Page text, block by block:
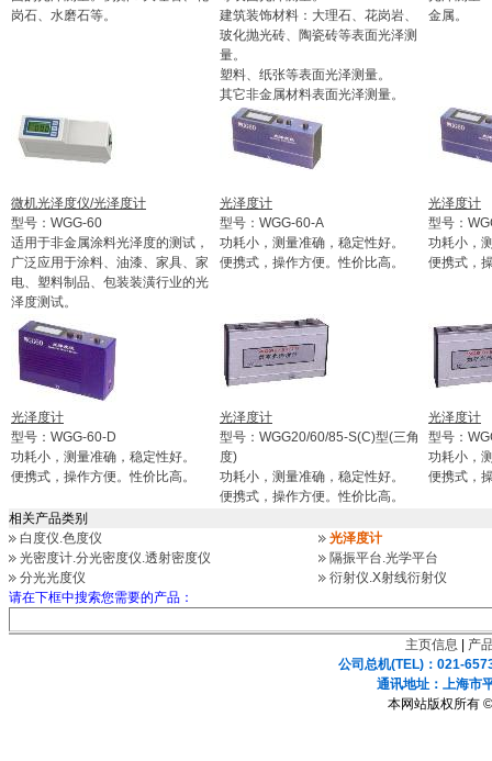
岗石、水磨石等。
建筑装饰材料：大理石、花岗岩、
玻化抛光砖、陶瓷砖等表面光泽测
量。
塑料、纸张等表面光泽测量。
其它非金属材料表面光泽测量。
金属。
微机光泽度仪/光泽度计
型号：WGG-60
适用于非金属涂料光泽度的测试，
广泛应用于涂料、油漆、家具、家
电、塑料制品、包装装潢行业的光
泽度测试。
光泽度计
型号：WGG-60-A
功耗小，测量准确，稳定性好。
便携式，操作方便。性价比高。
光泽度计
型号：
功耗小，
便携式，
光泽度计
型号：WGG-60-D
功耗小，测量准确，稳定性好。
便携式，操作方便。性价比高。
光泽度计
型号：WGG20/60/85-S(C)型(三角
度)
功耗小，测量准确，稳定性好。
便携式，操作方便。性价比高。
光泽度计
型号：
功耗小，
便携式，
相关产品类别
白度仪.色度仪
光泽度计
光密度计.分光密度仪.透射密度仪
隔振平台.光学平台
分光光度仪
衍射仪.X射线衍射仪
请在下框中搜索您需要的产品：
主页信息
产
公司总机(TEL)：021-
通讯地址：上海
本网站版权所有